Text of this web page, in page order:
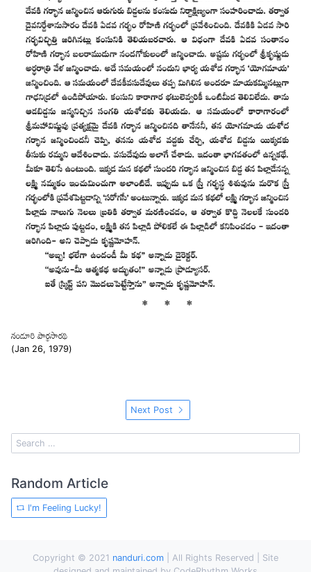
నండూరి పార్థసారథి
(Jan 26, 1979)
Next Post
Random Article
I'm Feeling Lucky!
Copyright © 2021 nanduri.com | All Rights Reserved | Site